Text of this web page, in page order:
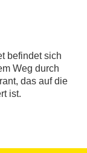
befindet sich
Weg durch
das auf die
ist.